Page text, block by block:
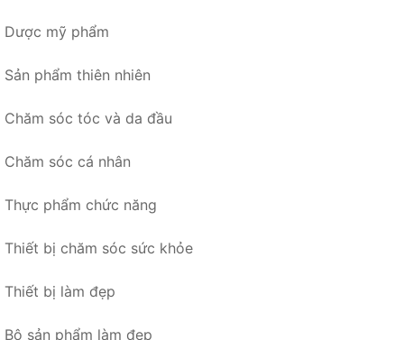
Dược mỹ phẩm
Sản phẩm thiên nhiên
Chăm sóc tóc và da đầu
Chăm sóc cá nhân
Thực phẩm chức năng
Thiết bị chăm sóc sức khỏe
Thiết bị làm đẹp
Bộ sản phẩm làm đẹp